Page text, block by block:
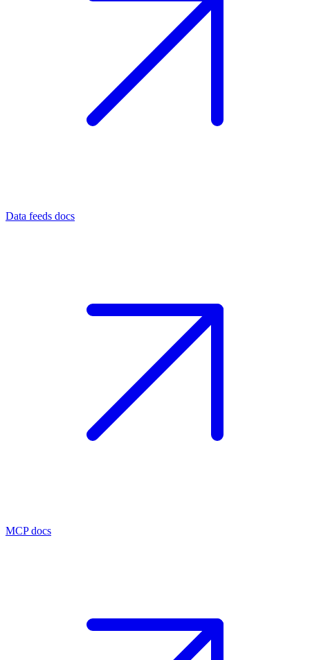
Data feeds docs
MCP docs